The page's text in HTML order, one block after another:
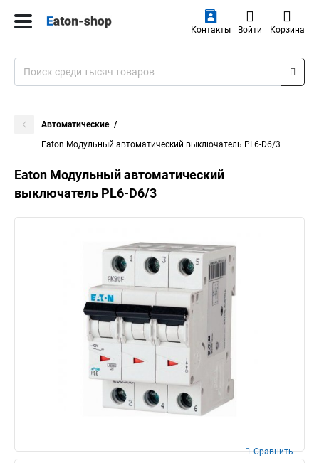
Контакты Войти Корзина
Автоматические
Eaton Модульный автоматический выключатель PL6-D6/3
Eaton Модульный автоматический
выключатель PL6-D6/3
Сравнить